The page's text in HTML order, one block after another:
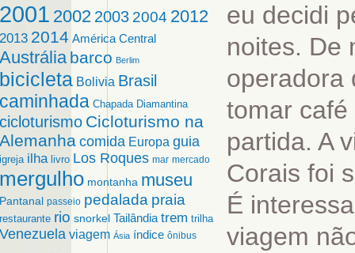
2001 2002 2003 2004 2012
2013 2014 América Central
Austrália barco Berlim
bicicleta Bolivia Brasil
caminhada Chapada Diamantina
cicloturismo Cicloturismo na
Alemanha comida Europa guia
igreja ilha livro Los Roques mar mercado
mergulho montanha museu
Pantanal passeio pedalada praia
restaurante rio snorkel Tailândia trem trilha
Venezuela viagem Ásia índice ônibus
eu decidi
noites. De
operadora
tomar
partida. A
Corais foi
É
viagem